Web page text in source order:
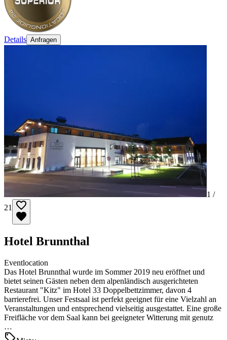
Details Anfragen
1 /
21
Hotel Brunnthal
Eventlocation
Das Hotel Brunnthal wurde im Sommer 2019 neu eröffnet und
bietet seinen Gästen neben dem alpenländisch ausgerichteten
Restaurant "Kitz" im Hotel 33 Doppelbettzimmer, davon 4
barrierefrei. Unser Festsaal ist perfekt geeignet für eine Vielzahl an
Veranstaltungen und entsprechend vielseitig ausgestattet. Eine große
Freifläche vor dem Saal kann bei geeigneter Witterung mit genutz
…